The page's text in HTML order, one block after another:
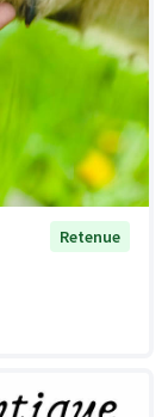
Retenue